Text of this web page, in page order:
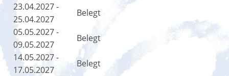
23.04.2027 -
25.04.2027
Belegt
05.05.2027 -
09.05.2027
Belegt
14.05.2027 -
17.05.2027
Belegt